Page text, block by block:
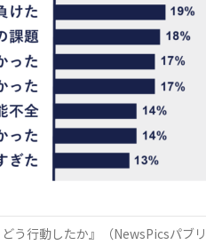
う行動したか』（NewsPicsパブリ